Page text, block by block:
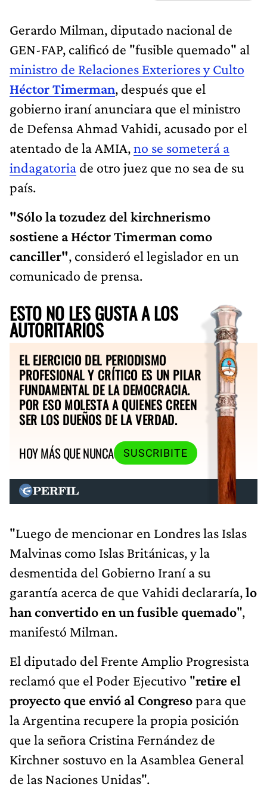
Gerardo Milman, diputado nacional de
GEN-FAP, calificó de "fusible quemado" al
ministro de Relaciones Exteriores y Culto
Héctor Timerman, después que el
gobierno iraní anunciara que el ministro
de Defensa Ahmad Vahidi, acusado por el
atentado de la AMIA,no se someterá a
indagatoria de otro juez que no sea de su
país.
"Sólo la tozudez del kirchnerismo
sostiene a Héctor Timerman como
canciller", consideró el legislador en un
comunicado de prensa.
ESTO NO LES GUSTA A LOS
AUTORITARIOS
EL EJERCICIO DEL PERIODISMO
PROFESIONAL Y CRÍTICO ES UN PILAR
FUNDAMENTAL DE LA DEMOCRACIA.
POR ESO MOLESTA A QUIENES CREEN
SER LOS DUEÑOS DE LA VERDAD.
HOY MÁS QUE NUNCA
SUSCRIBITE
"Luego de mencionar en Londres las Islas
Malvinas como Islas Británicas, y la
desmentida del Gobierno Iraní a su
garantía acerca de que Vahidi declararía,lo
han convertido en un fusible quemado",
manifestó Milman.
El diputado del Frente Amplio Progresista
reclamó que el Poder Ejecutivo "retire el
proyecto que envió al Congresopara que
la Argentina recupere la propia posición
que la señora Cristina Fernández de
Kirchner sostuvo en la Asamblea General
de las Naciones Unidas".